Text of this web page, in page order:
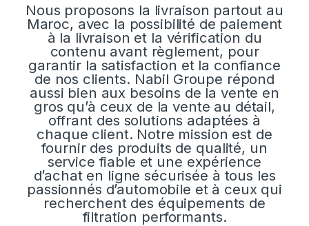
Nous proposons la livraison partout au
Maroc, avec la possibilité de paiement
à la livraison et la vérification du
contenu avant règlement, pour
garantir la satisfaction et la confiance
de nos clients. Nabil Groupe répond
aussi bien aux besoins de la vente en
gros qu’à ceux de la vente au détail,
offrant des solutions adaptées à
chaque client. Notre mission est de
fournir des produits de qualité, un
service fiable et une expérience
d’achat en ligne sécurisée à tous les
passionnés d’automobile et à ceux qui
recherchent des équipements de
filtration performants.